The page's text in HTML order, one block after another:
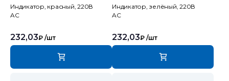
Индикатор, красный, 220В
AC
232,03₽ /шт
Индикатор, зелёный, 220В
AC
232,03₽ /шт